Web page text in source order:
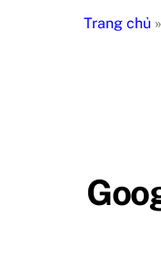
Trang chủ »